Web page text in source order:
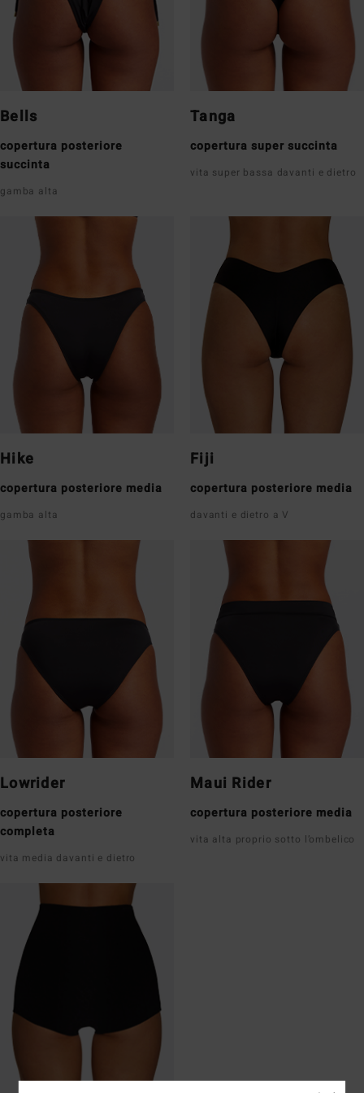
Bells
copertura posteriore
succinta
gamba alta
Tanga
copertura super succinta
vita super bassa davanti e dietro
Hike
copertura posteriore media
gamba alta
Fiji
copertura posteriore media
davanti e dietro a V
Lowrider
copertura posteriore
completa
vita media davanti e dietro
Maui Rider
copertura posteriore media
vita alta proprio sotto l’ombelico